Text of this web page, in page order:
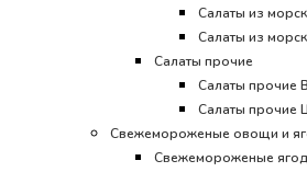
Салаты из
Салаты из
Салаты прочие
Салаты прочие
Салаты
Свежемороженые овощи и
Свежемороженые